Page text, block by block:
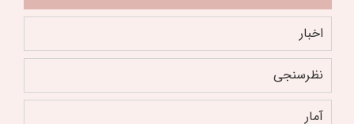
اخبار
نظرسنجی
آمار